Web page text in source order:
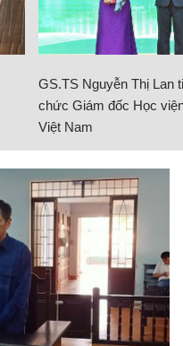
GS.TS Nguyễn Thị Lan
chức Giám đốc Học
Việt Nam